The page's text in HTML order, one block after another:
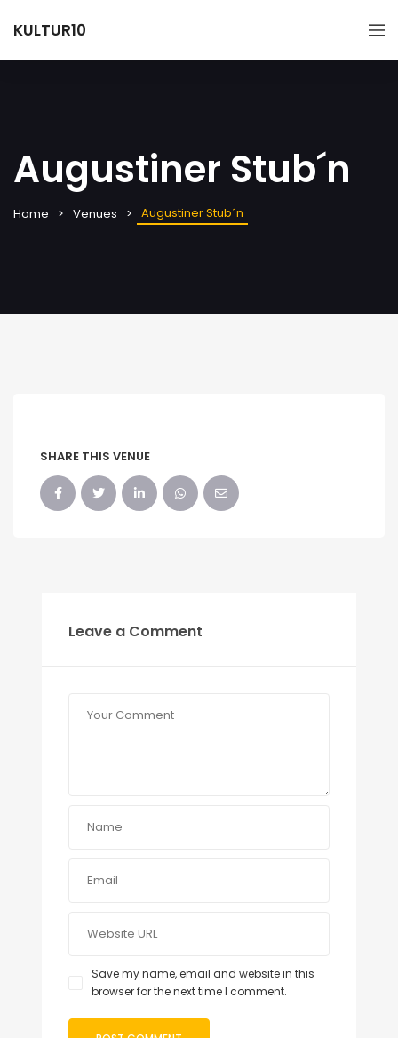
KULTUR10
Augustiner Stub´n
Home Venues Augustiner Stub´n
SHARE THIS VENUE
Leave a Comment
Save my name, email and website in this
browser for the next time I comment.